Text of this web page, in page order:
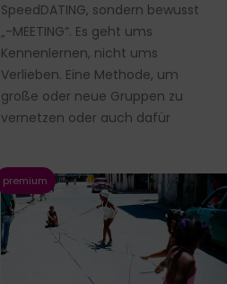
SpeedDATING, sondern bewusst
„-MEETING“. Es geht ums
Kennenlernen, nicht ums
Verlieben. Eine Methode, um
große oder neue Gruppen zu
vernetzen oder auch dafür